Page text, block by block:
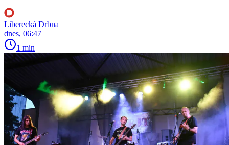
Liberecká Drbna
dnes, 06:47
1 min